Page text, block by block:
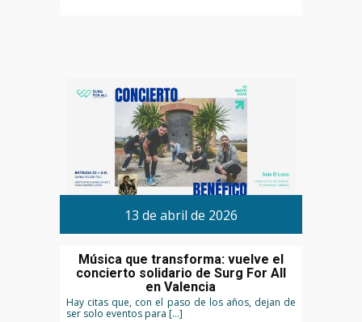
13 de abril de 2026
Música que transforma: vuelve el
concierto solidario de Surg For All
en Valencia
Hay citas que, con el paso de los años, dejan de
ser solo eventos para […]